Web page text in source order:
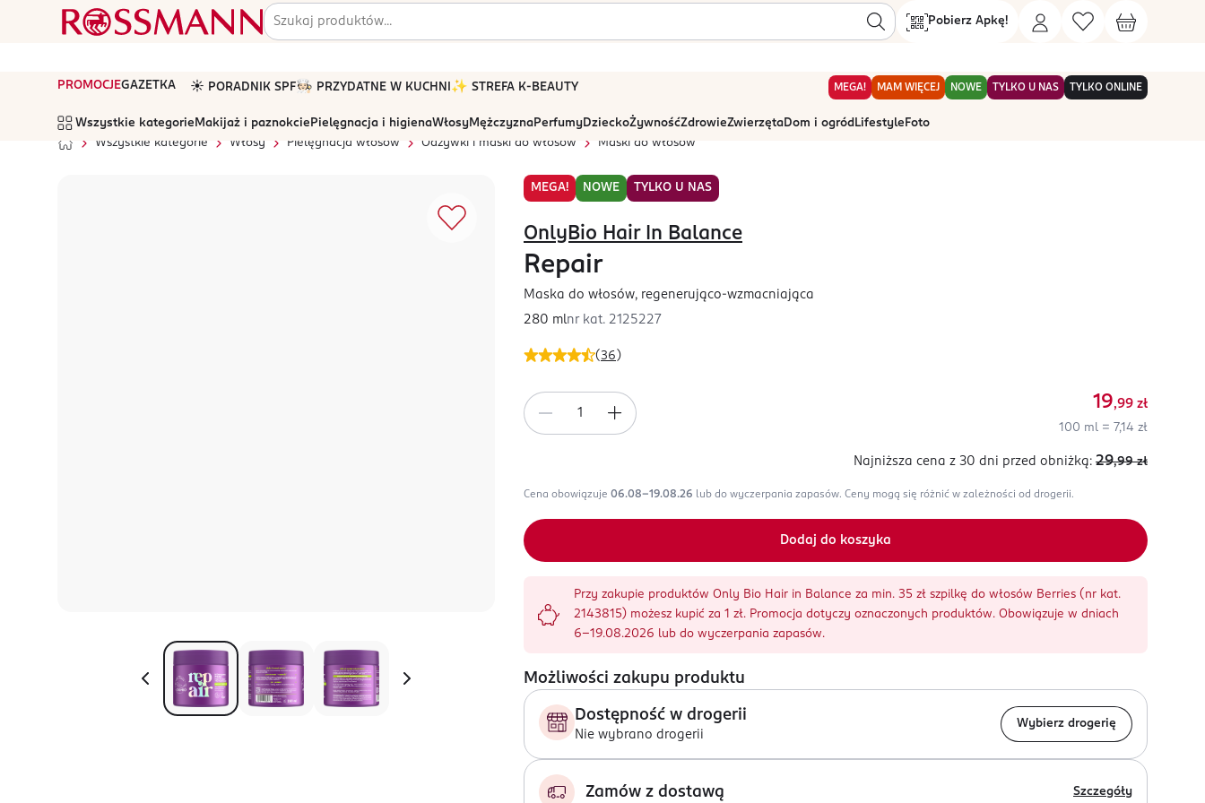
Pobierz Apkę!
PROMOCJEGAZETKA ☀️ PORADNIK SPF🧑🏻‍🍳 PRZYDATNE W KUCHNI ✨ STREFA K-BEAUTY MEGA! MAM WIĘCEJ NOWE TYLKO U NAS TYLKO ONLINE
Wszystkie kategorie Makijaż i paznokcie Pielęgnacja i higienaWłosyMężczyznaPerfumyDzieckoŻywnośćZdrowieZwierzętaDom i ogród Lifestyle Foto
Wszystkie kategorie
Włosy Pielęgnacja włosów Odżywki i maski do włosów Maski do włosów
MEGA! NOWE TYLKO U NAS
(36 )
OnlyBio Hair In Balance
Repair
Maska do włosów, regenerująco-wzmacniająca
280 mlnr kat. 2125227
19,99 zł
100 ml = 7,14 zł
Najniższa cena z 30 dni przed obniżką: 29,99 zł
Cena obowiązuje 06.08-19.08.26 lub do wyczerpania zapasów. Ceny mogą się różnić w zależności od drogerii.
Dodaj do koszyka
Przy zakupie produktów Only Bio Hair in Balance za min. 35 zł szpilkę do włosów Berries (nr kat.
2143815) możesz kupić za 1 zł. Promocja dotyczy oznaczonych produktów. Obowiązuje w dniach
6-19.08.2026 lub do wyczerpania zapasów.
Możliwości zakupu produktu
Dostępność w drogerii
Nie wybrano drogerii
Wybierz drogerię
Zamów z dostawą Szczegóły